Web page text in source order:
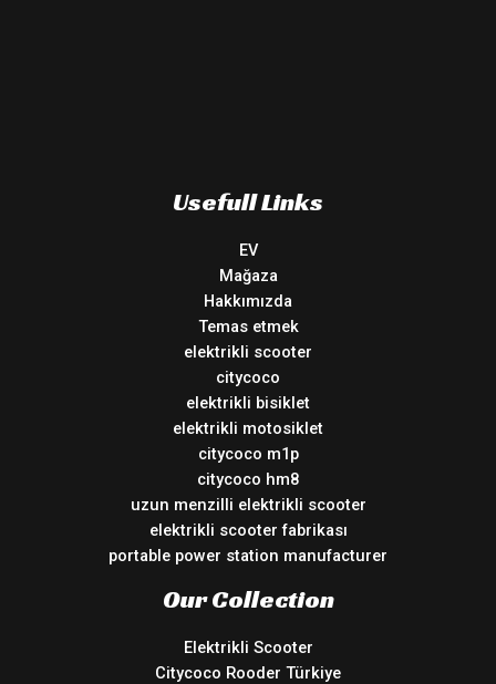
Usefull Links
EV
Mağaza
Hakkımızda
Temas etmek
elektrikli scooter
citycoco
elektrikli bisiklet
elektrikli motosiklet
citycoco m1p
citycoco hm8
uzun menzilli elektrikli scooter
elektrikli scooter fabrikası
portable power station manufacturer
Our Collection
Elektrikli Scooter
Citycoco Rooder Türkiye